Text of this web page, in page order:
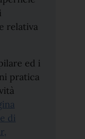
relativa
ed i
pratica
di